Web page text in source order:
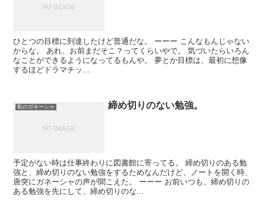
ひとつの目標に到達したけど普通だな。 ーーー こんなもんじゃない
からな。 あれ、お前まだそこ？ってくらいやで。 気づいたらいろん
なことができるようになってるもんや。 夢とか目標は、最初に想像
するほどドラマチッ...
私のガネーシャ 締め切りのない勉強。
予定がない時は仕事終わりに図書館に寄ってる。 締め切りのある勉
強と、締め切りのない勉強をするためなんだけど、ノートを開く時、
唐突にガネーシャの声が聞こえた。 ーーー お前いつも、締め切りの
ある勉強を先にして、締め切りのな...